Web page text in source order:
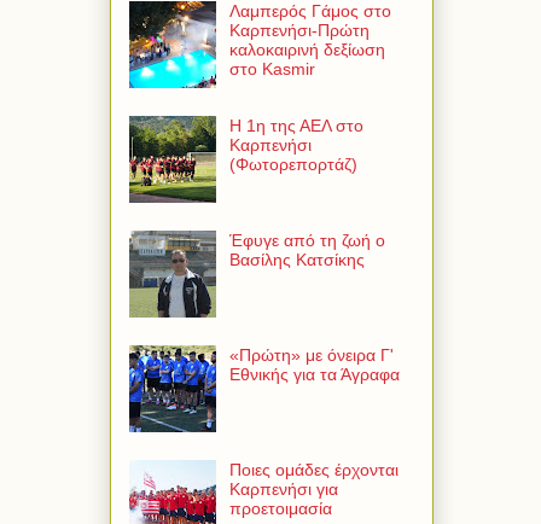
Λαμπερός Γάμος στο
Καρπενήσι-Πρώτη
καλοκαιρινή δεξίωση
στο Kasmir
Η 1η της ΑΕΛ στο
Καρπενήσι
(Φωτορεπορτάζ)
Έφυγε από τη ζωή ο
Βασίλης Κατσίκης
«Πρώτη» με όνειρα Γ'
Εθνικής για τα Άγραφα
Ποιες ομάδες έρχονται
Καρπενήσι για
προετοιμασία